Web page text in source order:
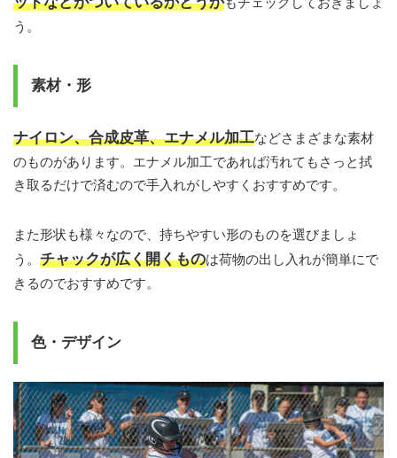
う。
素材・形
ナイロン、合成皮革、エナメル加工などさまざまな素材
のものがあります。エナメル加工であれば汚れてもさっと拭
き取るだけで済むので手入れがしやすくおすすめです。
また形状も様々なので、持ちやすい形のものを選びましょ
う。 チャックが広く開くものは荷物の出し入れが簡単にで
きるのでおすすめです。
色・デザイン